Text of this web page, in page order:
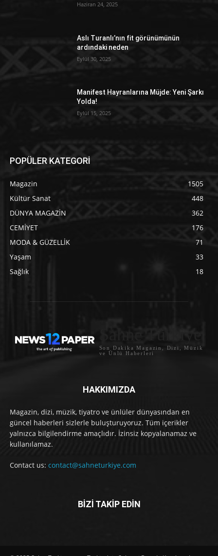
Haziran 24, 2025
Aslı Turanlı’nın fit görünümünün
ardındaki neden
Eylül 30, 2025
Manifest Hayranlarına Müjde: Yeni Şarkı
Yolda!
Eylül 15, 2025
POPÜLER KATEGORİ
Magazin
1505
Kültür Sanat
448
DÜNYA MAGAZİN
362
CEMİYET
176
MODA & GÜZELLİK
71
Yaşam
33
Sağlık
18
Sahne Türkiye
Son Dakika Magazin, Dizi, Müzik
ve Ünlü Haberleri
HAKKIMIZDA
Magazin, dizi, müzik, tiyatro ve ünlüler dünyasından en
güncel haberleri sizlerle buluşturuyoruz. Tüm içerikler
yalnızca bilgilendirme amaçlıdır. İzinsiz kopyalanamaz ve
kullanılamaz.
Contact us: contact@sahneturkiye.com
BİZİ TAKİP EDİN